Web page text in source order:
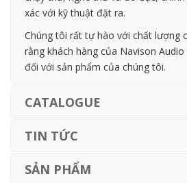
xác với kỹ thuật đặt ra.
Chúng tôi rất tự hào với chất lượng
rằng khách hàng của Navison
đối với sản phẩm của chúng tôi.
CATALOGUE
TIN TỨC
SẢN PHẨM